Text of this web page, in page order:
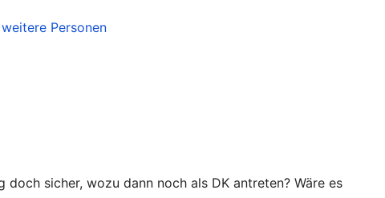
Personen
doch sicher, wozu dann noch als DK antreten? Wäre es